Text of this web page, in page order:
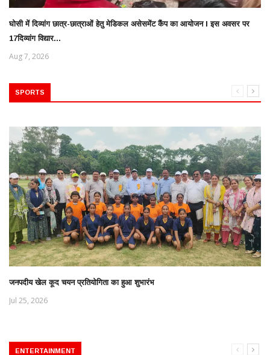
घोसी में दिव्यांग छात्र-छात्राओं हेतु मेडिकल असेसमेंट कैंप का आयोजन l इस अवसर पर
17दिव्यांग विद्यार...
Aug 7, 2026
SPORTS
जनपदीय खेल कूद चयन प्रतियोगिता का हुआ शुभारंभ
Jul 25, 2026
ENTERTAINMENT